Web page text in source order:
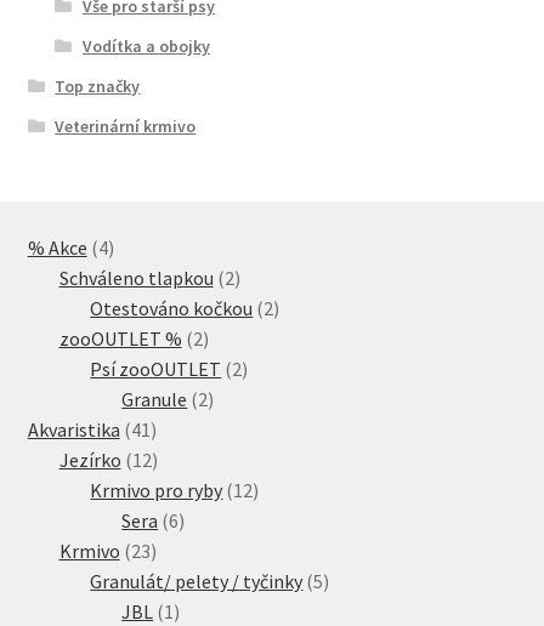
Vše pro starší psy
Vodítka a obojky
Top značky
Veterinární krmivo
% Akce 44
produkty
Schváleno tlapkou 22
produkty
Otestováno kočkou 22
zooOUTLET % 22
produkty
Psí zooOUTLET 22
Granule 22
Akvaristika 41 41
produktů
Jezírko 1212
produktů
Krmivo pro ryby 1212
Sera 66
Krmivo 2323
produktů
Granulát/ pelety / tyčinky 55
JBL 1 1